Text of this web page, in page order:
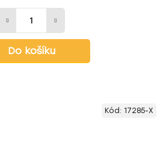
Do košíku
Kód: 17285-X